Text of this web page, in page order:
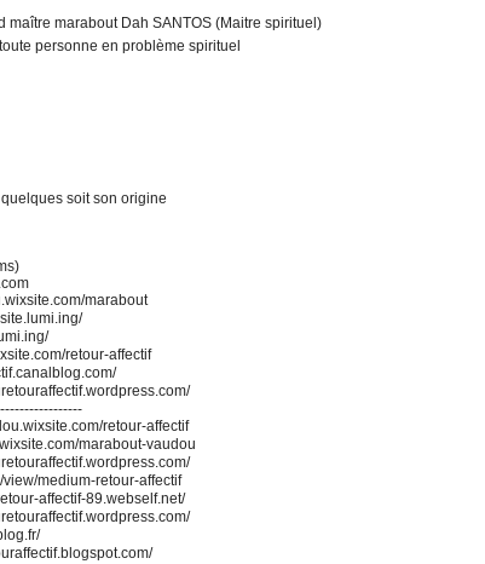
marabout Dah SANTOS (Maitre spirituel)
personne en problème spirituel
soit son origine
marabout
retour-affectif
retour-affectif
marabout-vaudou
view/medium-retour-affectif
affectif-89.webself.net/